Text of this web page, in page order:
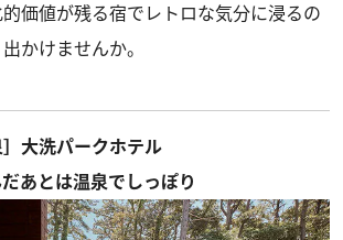
価値が残る宿でレトロな気分に浸るの
かけませんか。
］大洗パークホテル
あとは温泉でしっぽり